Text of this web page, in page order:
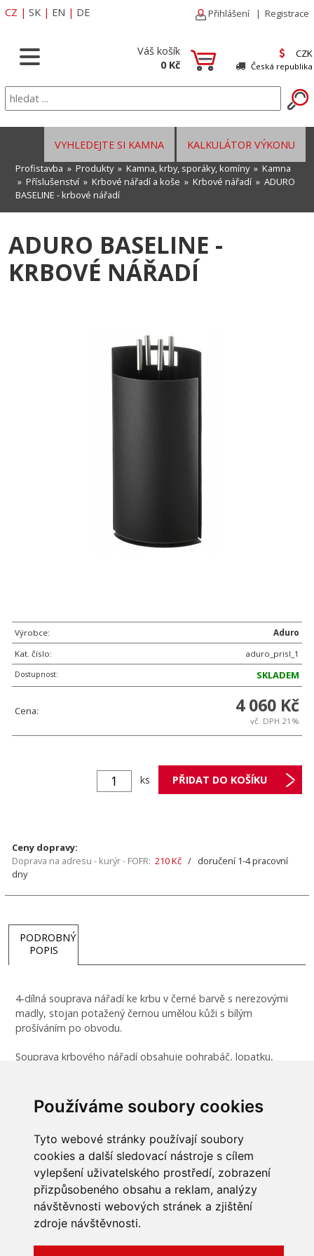
Používáme soubory cookies
Tyto webové stránky používají soubory
cookies a další sledovací nástroje s cílem
vylepšení uživatelského prostředí, zobrazení
přizpůsobeného obsahu a reklam, analýzy
návštěvnosti webových stránek a zjištění
zdroje návštěvnosti.
CZ | SK | EN | DE Přihlášení | Registrace
Váš košík
0 Kč
CZK
Česká republika
KALKULÁTOR VÝKONU
VYHLEDEJTE SI KAMNA
Profistavba » Produkty» Kamna, krby, sporáky, komíny» Kamna
» Příslušenství » Krbové nářadí a koše » Krbové nářadí » ADURO
BASELINE - krbové nářadí
ADURO BASELINE -
KRBOVÉ NÁŘADÍ
Výrobce:
Aduro
Kat. číslo:
aduro_prisl_1
Dostupnost:
SKLADEM
Cena: 4 060 Kč
vč. DPH 21%
ks
Ceny dopravy:
Doprava na adresu - kurýr - FOFR: 210 Kč / doručení 1-4 pracovní
dny
PODROBNÝ
POPIS
4-dílná souprava nářadí ke krbu v černé barvě s nerezovými
madly, stojan potažený černou umělou kůži s bílým
prošíváním po obvodu.
Souprava krbového nářadí obsahuje pohrabáč, lopatku,
K doplnění setu doporučujeme koš Aduro koš Baseline
1, který je vyrobený ze stejných materiálů.
INFORMACE
Obchodní podmínky
Zpracování a ochrana
osobních údajů
Všechna práva vyhrazena